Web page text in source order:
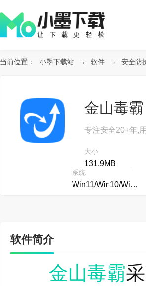
当前位置： 小墨下载站 → 软件 → 安全防
专注安全20+年,
大小
131.9MB
系统
Win11/Win10/Win8...
软件简介
金山毒霸